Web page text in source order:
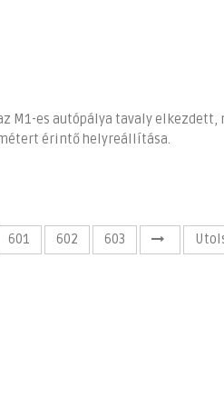
M1-es autópálya tavaly elkezdett,
érintő helyreállítása.
601 602 603